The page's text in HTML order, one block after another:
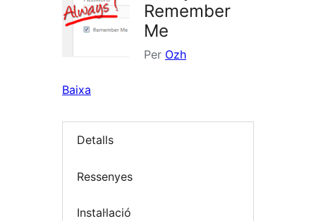
Remember
Me
Per Ozh
Baixa
Detalls
Ressenyes
Instal·lació